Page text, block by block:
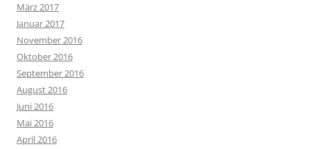
März 2017
Januar 2017
November 2016
Oktober 2016
September 2016
August 2016
Juni 2016
Mai 2016
April 2016